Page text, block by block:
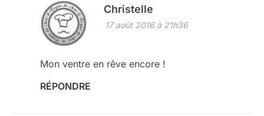
Christelle
17 août 2016 à 21h36
Mon ventre en rêve encore !
RÉPONDRE